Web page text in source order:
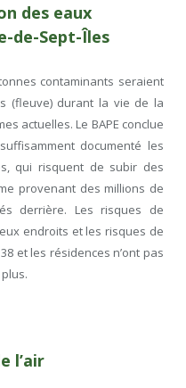
des eaux
de-Sept-Îles
contaminants seraient
(fleuve) durant la vie de la
actuelles. Le BAPE conclue
documenté les
qui risquent de subir des
provenant des millions de
derrière. Les risques de
endroits et les risques de
et les résidences n’ont pas
l’air